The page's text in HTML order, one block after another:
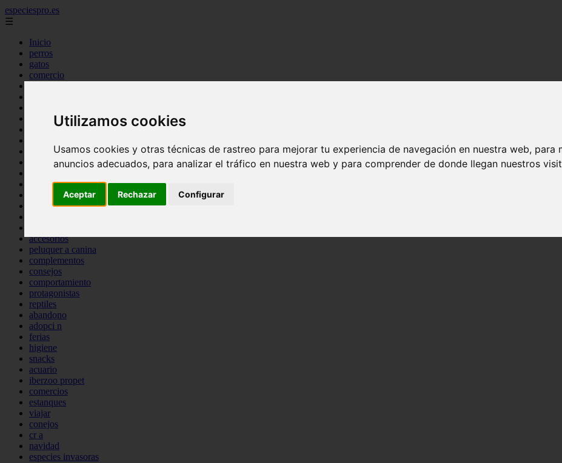
Utilizamos cookies
Usamos cookies y otras técnicas de rastreo para mejorar tu experiencia de navegación en nuestra web,
anuncios adecuados, para analizar el tráfico en nuestra web y para comprender de donde llegan nuestros
Aceptar Rechazar Configurar
especiespro.es
☰
Inicio
perros
gatos
comercio
tenencia responsable
mantenimiento
bienestar
peque os mam feros
verano
accesorios
peluquer a canina
complementos
consejos
comportamiento
protagonistas
reptiles
abandono
adopci n
ferias
higiene
snacks
acuario
iberzoo propet
comercios
estanques
viajar
conejos
cr a
navidad
especies invasoras